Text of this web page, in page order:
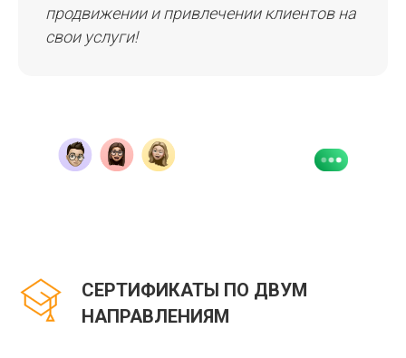
продвижении и привлечении клиентов на
свои услуги!
СЕРТИФИКАТЫ ПО ДВУМ
НАПРАВЛЕНИЯМ